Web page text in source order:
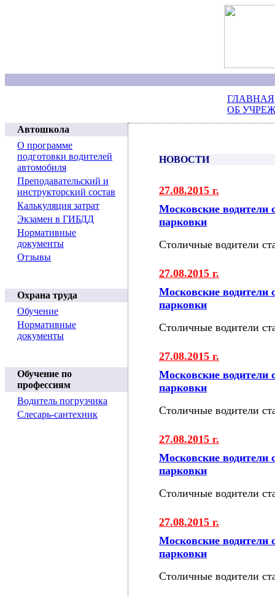
ГЛАВНАЯ
ОБ
Автошкола
О программе
подготовки водителей
автомобиля
Преподавательский и
инструкторский состав
Калькуляция затрат
Экзамен в ГИБДД
Нормативные
документы
Отзывы
Охрана труда
Обучение
Нормативные
документы
Обучение по
профессиям
Водитель погрузчика
Слесарь-сантехник
НОВОСТИ
27.08.2015 г.
Московские водители
парковки
Столичные водители
27.08.2015 г.
Московские водители
парковки
Столичные водители
27.08.2015 г.
Московские водители
парковки
Столичные водители
27.08.2015 г.
Московские водители
парковки
Столичные водители
27.08.2015 г.
Московские водители
парковки
Столичные водители